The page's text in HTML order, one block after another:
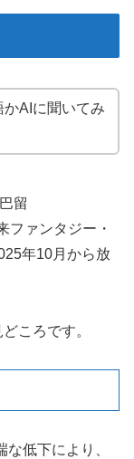
かAIに聞いてみ
留
ファンタジー・
年10月から放
ころです。
低下により、